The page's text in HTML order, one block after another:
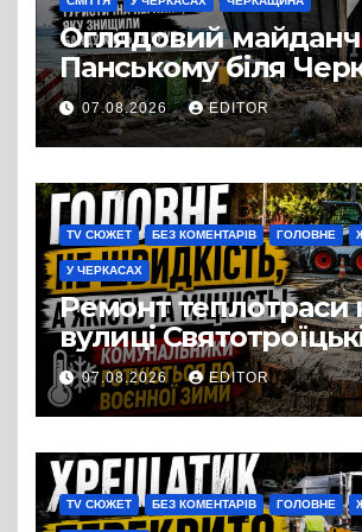
Оглядовий
Панському біля
перетворився на
сміттєзвалище
07.08.2026 EDITOR
TV СЮЖЕТ БЕЗ КОМЕНТАРІВ ГОЛОВНЕ
У ЧЕРКАСАХ
Ремонт теплотраси
вулиці
затягнувся
запланованими
Вулицю досі не
для руху
07.08.2026 EDITOR
TV СЮЖЕТ БЕЗ КОМЕНТАРІВ ГОЛОВНЕ